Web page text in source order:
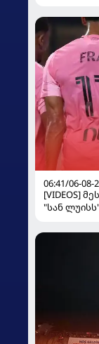
06:41/06-08-
[VIDEOS]
"სან